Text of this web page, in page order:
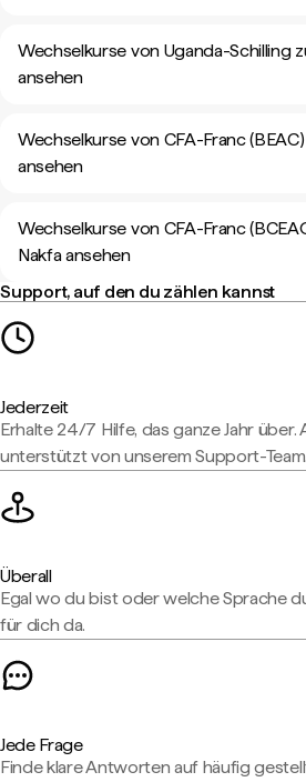
Wechselkurse von Uganda-Schilling
ansehen
Wechselkurse von CFA-Franc
ansehen
Wechselkurse von CFA-Franc
Nakfa ansehen
Support, auf den du zählen kannst
Jederzeit
Erhalte 24/7 Hilfe, das ganze Jahr
unterstützt von unserem Support-Team.
Überall
Egal wo du bist oder welche Sprache
für dich da.
Jede Frage
Finde klare Antworten auf häufig